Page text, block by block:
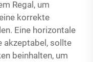
Regal, um
korrekte
Eine horizontale
akzeptabel, sollte
beinhalten, um